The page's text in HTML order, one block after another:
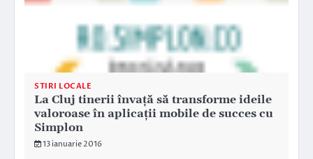
STIRI LOCALE
La Cluj tinerii învaţă să transforme ideile
valoroase în aplicaţii mobile de succes cu
Simplon
13 ianuarie 2016